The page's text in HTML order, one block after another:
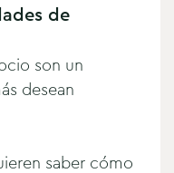
de
son un
desean
saber cómo